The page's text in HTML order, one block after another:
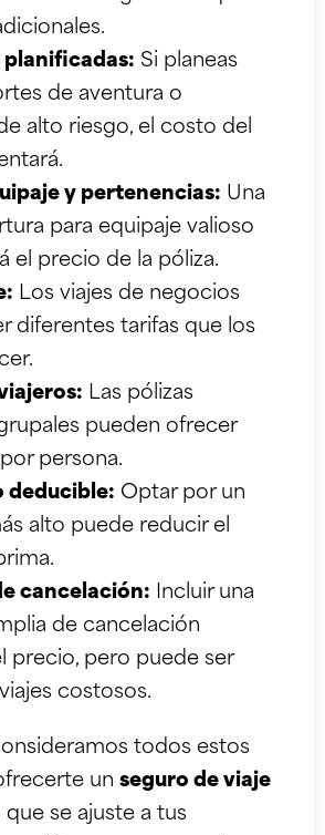
Si planeas
de aventura o
alto riesgo, el costo del
y pertenencias: Una
para equipaje valioso
el precio de la póliza.
Los viajes de negocios
diferentes tarifas que los
Las pólizas
pueden ofrecer
persona.
deducible: Optar por un
alto puede reducir el
cancelación: Incluir una
de cancelación
precio, pero puede ser
costosos.
todos estos
un seguro de viaje
que se ajuste a tus